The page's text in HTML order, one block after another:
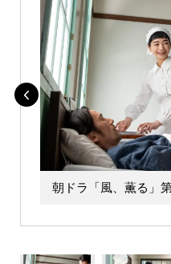
朝ドラ「風、薫る」